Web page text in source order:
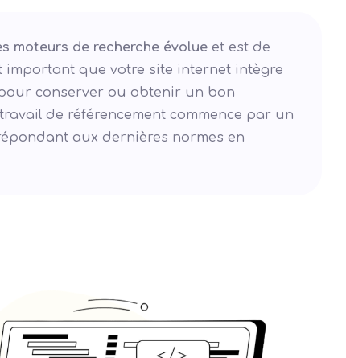
moteurs de recherche évolue et est de
important que votre site internet intègre
conserver ou obtenir un bon
de référencement commence par un
aux dernières normes en